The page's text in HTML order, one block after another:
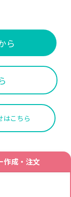
ら
はこちら
作成・注文